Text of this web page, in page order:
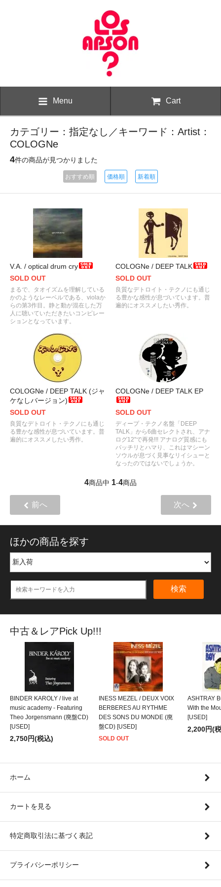
Menu Cart
カテゴリー：指定なし／キーワード：Artist：
COLOGNe
4件の商品が見つかりました
おすすめ順 価格順 新着順
V.A. / optical drum cry
SOLD OUT
まるで、タオイズムを理解している
かのようなレーベルである、violaか
らの第3作目。静と動が混在した万
人に聴いていただきたいコンピレー
ションとなっています。
COLOGNe / DEEP TALK
SOLD OUT
良質なデトロイト・テクノにも通じ
る豊かな感性が息づいています。普
遍的にオススメしたい秀作。
COLOGNe / DEEP TALK (ジャ
ケなしバージョン)
SOLD OUT
良質なデトロイト・テクノにも通じ
る豊かな感性が息づいています。普
遍的にオススメしたい秀作。
COLOGNe / DEEP TALK EP
SOLD OUT
ディープ・テクノ名盤「DEEP
TALK」から6曲セレクトされ、アナ
ログ12"で再発!!! アナログ質感にも
バッチリとハマり、これはマシーン
ソウルが息づく見事なリイシューと
なったのではないでしょうか。
4商品中 1-4商品
前へ 次へ
ほかの商品を探す
検索
中古＆レアPick Up!!!
BINDER KAROLY / live at
music academy - Featuring
Theo Jorgensmann (廃盤CD)
[USED]
2,750円(税込)
INESS MEZEL / DEUX VOIX
BERBERES AU RYTHME
DES SONS DU MONDE (廃
盤CD) [USED]
SOLD OUT
ASHTRAY
With the
[USED]
2,200円(
ホーム
カートを見る
特定商取引法に基づく表記
プライバシーポリシー